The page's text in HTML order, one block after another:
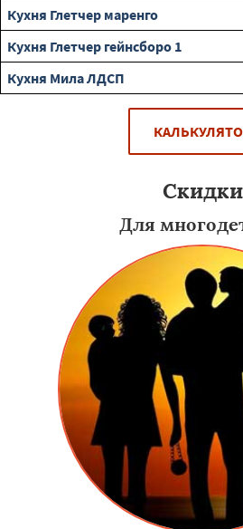
Кухня Глетчер маренго
Кухня Глетчер гейнсборо 1
Кухня Мила ЛДСП
Скидки
Для